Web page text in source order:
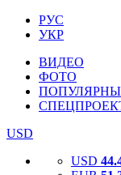
РУС
УКР
ВИДЕО
ФОТО
USD
USD